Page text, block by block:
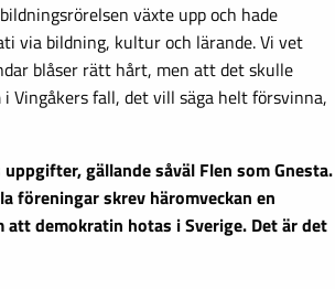
växte upp och hade
via bildning, kultur och lärande. Vi vet
blåser rätt hårt, men att det skulle
Vingåkers fall, det vill säga helt försvinna,
gällande såväl Flen som Gnesta.
föreningar skrev häromveckan en
demokratin hotas i Sverige. Det är det